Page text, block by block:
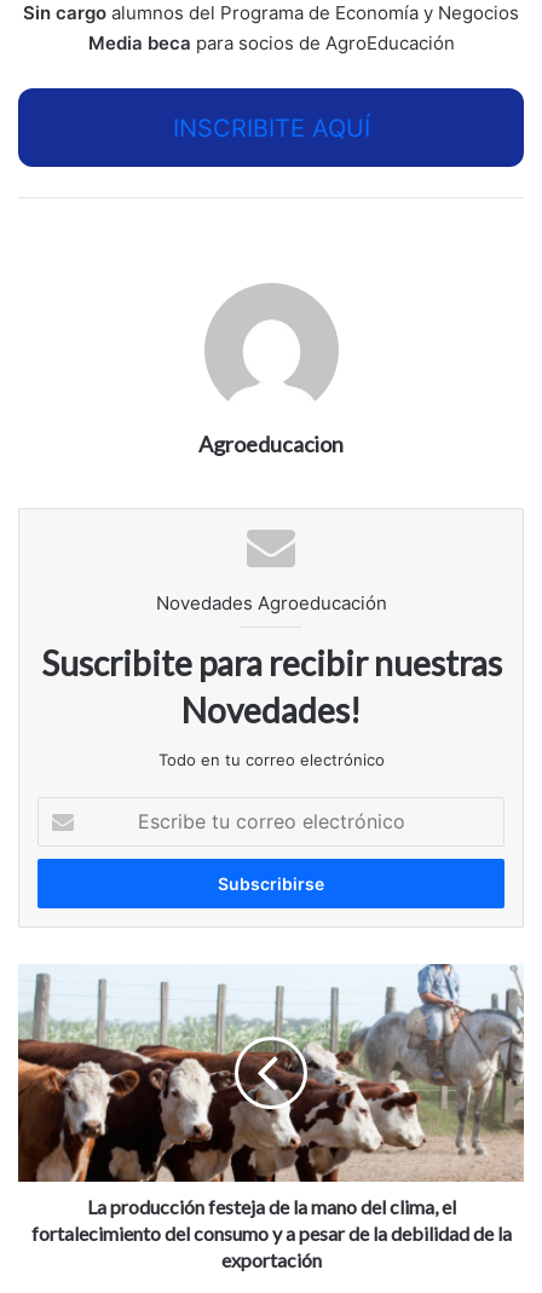
Sin cargo alumnos del Programa de Economía y Negocios
Media beca para socios de AgroEducación
INSCRIBITE AQUÍ
Agroeducacion
Novedades Agroeducación
Suscribite para recibir nuestras
Novedades!
Todo en tu correo electrónico
correo
producción
festeja
de
la
mano
clima,
el
fortalecimiento
del
La producción festeja de la mano del clima, el
fortalecimiento del consumo y a pesar de la debilidad de la
exportación